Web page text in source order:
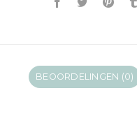
BEOORDELINGEN (0)